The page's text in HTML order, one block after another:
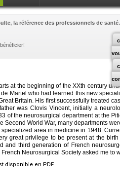
la référence des professionnels de santé.
at the beginning of the XXth century
Martel who had learned this new
Britain. His first successfully treated
was Clovis Vincent, initially a
of the neurosurgical department at the
Second World War, many departments
area in medicine in 1948.
great privilege to be present at the
and third generation of French
Neurosurgical Society asked me to
disponible en PDF.